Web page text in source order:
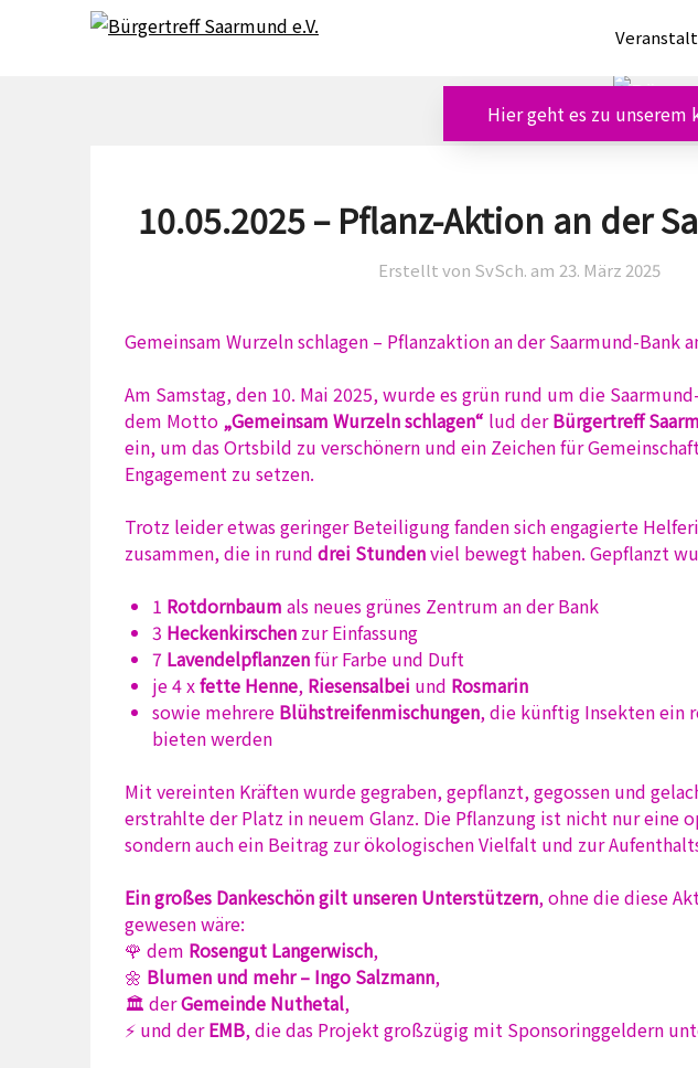
Hier geht es zu
10.05.2025 – Pflanz-Aktion an der
Erstellt von SvSch. am 23. März 2025
Gemeinsam Wurzeln schlagen – Pflanzaktion an der Saarmund-Bank
Am Samstag, den 10. Mai 2025, wurde es grün rund um die
dem Motto „Gemeinsam Wurzeln schlagen“ lud derBürgertreff
ein, um das Ortsbild zu verschönern und ein Zeichen für
Engagement zu setzen.
Trotz leider etwas geringer Beteiligung fanden sich engagierte
zusammen, die in runddrei Stundenviel bewegt haben. Gepflanzt
1 Rotdornbaum als neues grünes Zentrum an der Bank
3 Heckenkirschen zur Einfassung
7 Lavendelpflanzenfür Farbe und Duft
je 4 xfette Henne, Riesensalbei und Rosmarin
sowie mehrere Blühstreifenmischungen, die künftig Insekten ein
bieten werden
Mit vereinten Kräften wurde gegraben, gepflanzt, gegossen und
erstrahlte der Platz in neuem Glanz. Die Pflanzung ist nicht nur eine
sondern auch ein Beitrag zur ökologischen Vielfalt und zur
Ein großes Dankeschön gilt unseren Unterstützern, ohne die diese
gewesen wäre:
🌹 dem Rosengut Langerwisch,
🌼 Blumen und mehr – Ingo Salzmann,
🏛️ derGemeinde Nuthetal,
⚡ und derEMB, die das Projekt großzügig mit Sponsoringgeldern